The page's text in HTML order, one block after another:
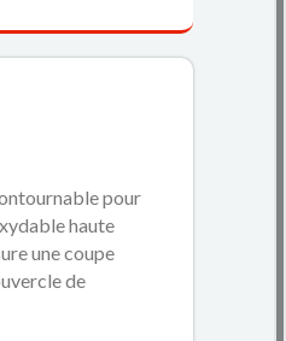
pour
haute
une coupe
de